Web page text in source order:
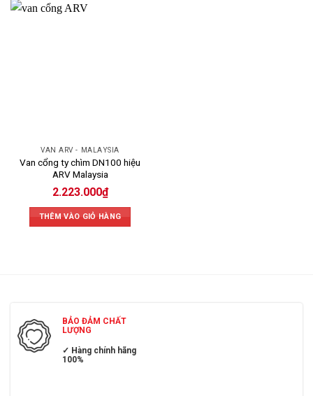
VAN ARV - MALAYSIA
Van cổng ty chìm DN100 hiệu
ARV Malaysia
2.223.000₫
THÊM VÀO GIỎ HÀNG
BẢO ĐẢM CHẤT
LƯỢNG
✓ Hàng chính hãng
100%